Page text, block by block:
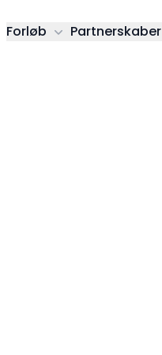
Forløb Partnerskaber